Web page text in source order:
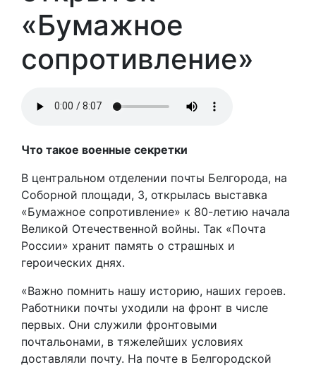
«Бумажное
сопротивление»
Что такое военные секретки
В центральном отделении почты Белгорода, на
Соборной площади, 3, открылась выставка
«Бумажное сопротивление» к 80-летию начала
Великой Отечественной войны. Так «Почта
России» хранит память о страшных и
героических днях.
«Важно помнить нашу историю, наших героев.
Работники почты уходили на фронт в числе
первых. Они служили фронтовыми
почтальонами, в тяжелейших условиях
доставляли почту. На почте в Белгородской